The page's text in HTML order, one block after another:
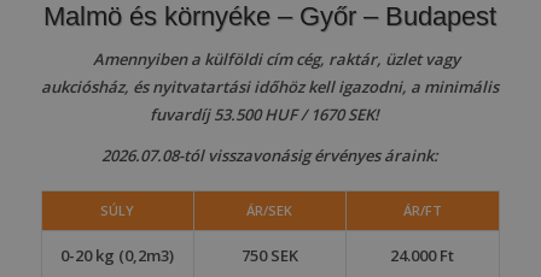
Malmö és környéke – Győr – Budapest
Amennyiben a külföldi cím cég, raktár, üzlet vagy
aukciósház, és nyitvatartási időhöz kell igazodni, a minimális
fuvardíj 53.500 HUF / 1670 SEK!
2026.07.08-tól visszavonásig érvényes áraink:
SÚLY ÁR/SEK ÁR/FT
0-20 kg (0,2m3) 750 SEK 24.000 Ft